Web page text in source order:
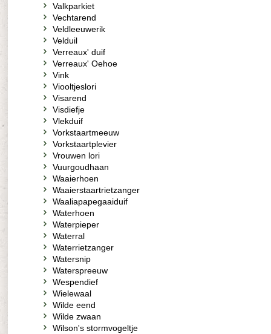
Valkparkiet
Vechtarend
Veldleeuwerik
Velduil
Verreaux' duif
Verreaux' Oehoe
Vink
Viooltjeslori
Visarend
Visdiefje
Vlekduif
Vorkstaartmeeuw
Vorkstaartplevier
Vrouwen lori
Vuurgoudhaan
Waaierhoen
Waaierstaartrietzanger
Waaliapapegaaiduif
Waterhoen
Waterpieper
Waterral
Waterrietzanger
Watersnip
Waterspreeuw
Wespendief
Wielewaal
Wilde eend
Wilde zwaan
Wilson's stormvogeltje